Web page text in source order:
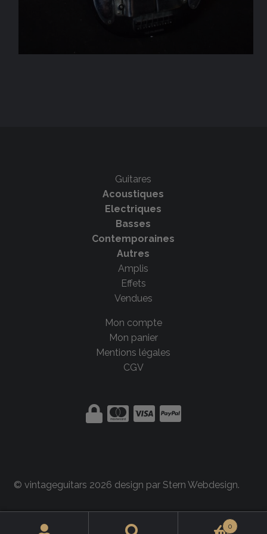
Guitares
Acoustiques
Electriques
Basses
Contemporaines
Autres
Amplis
Effets
Vendues
Mon compte
Mon panier
Mentions légales
CGV
© vintageguitars 2026 design par Stern Webdesign.
0